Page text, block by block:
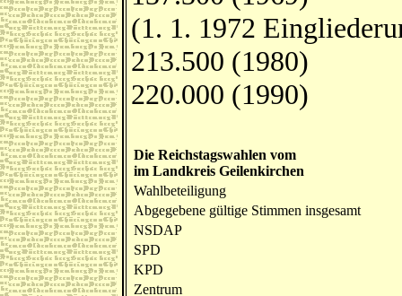
(1. 1. 1972
213.500 (1980)
220.000 (1990)
Die Reichstagswahlen vom
im Landkreis Geilenkirchen
Wahlbeteiligung
Abgegebene gültige Stimmen insgesamt
NSDAP
SPD
KPD
Zentrum